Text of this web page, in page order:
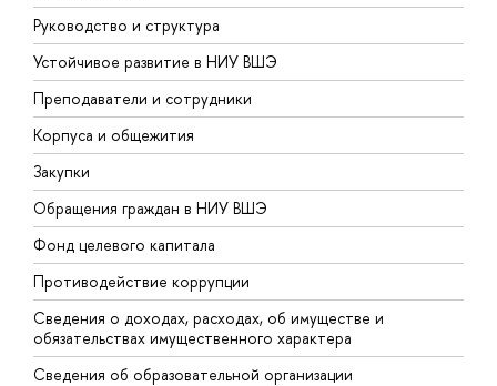
Руководство и структура
Устойчивое развитие в НИУ ВШЭ
Преподаватели и сотрудники
Корпуса и общежития
Закупки
Обращения граждан в НИУ ВШЭ
Фонд целевого капитала
Противодействие коррупции
Сведения о доходах, расходах, об имуществе и
обязательствах имущественного характера
Сведения об образовательной организации